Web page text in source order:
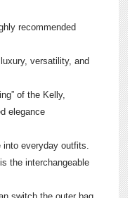
recommended
versatility, and
of the Kelly,
elegance
into everyday outfits.
the interchangeable